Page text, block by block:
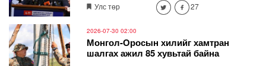
Улс төр
27
2026-07-30 02:00
Монгол-Оросын хилийг хамтран
шалгах ажил 85 хувьтай байна